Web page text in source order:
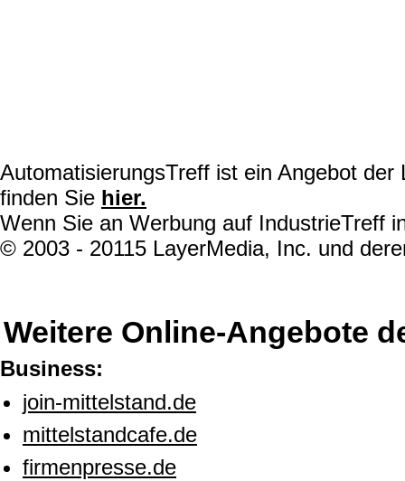
AutomatisierungsTreff ist ein Angebot
finden Sie hier.
Wenn Sie an Werbung auf IndustrieTreff
© 2003 - 20115 LayerMedia, Inc. und
Weitere Online-Angebote
Business:
join-mittelstand.de
mittelstandcafe.de
firmenpresse.de